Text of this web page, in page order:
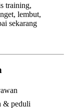
training,
lembut,
sekarang
& peduli